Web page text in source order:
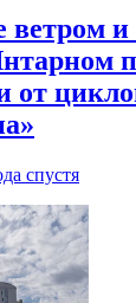
ветром
от
спустя